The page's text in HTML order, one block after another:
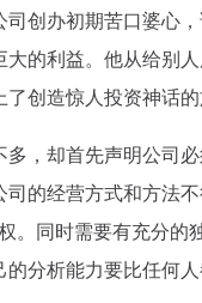
创办初期苦口婆心
的利益。他从给别
了创造惊人投资神话
，却首先声明公司
的经营方式和方法
。同时需要有充分的
分析能力要比任何